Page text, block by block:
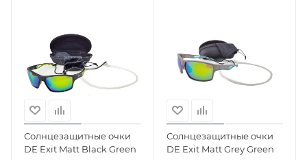
Солнцезащитные очки
DE Exit Matt Black Green
Солнцезащитные очки
DE Exit Matt Grey Green